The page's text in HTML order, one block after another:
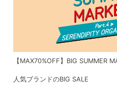
【MAX70%OFF】BIG SUMMER
人気ブランドのBIG SALE